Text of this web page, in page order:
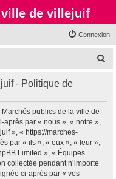
de villejuif
Connexion
h
- Politique de
publics de la ville de
après par « nous », « notre »,
», « https://marches-
par « ils », « eux », « leur »,
Limited », « Équipes
collectée pendant n’importe
ci-après par « vos